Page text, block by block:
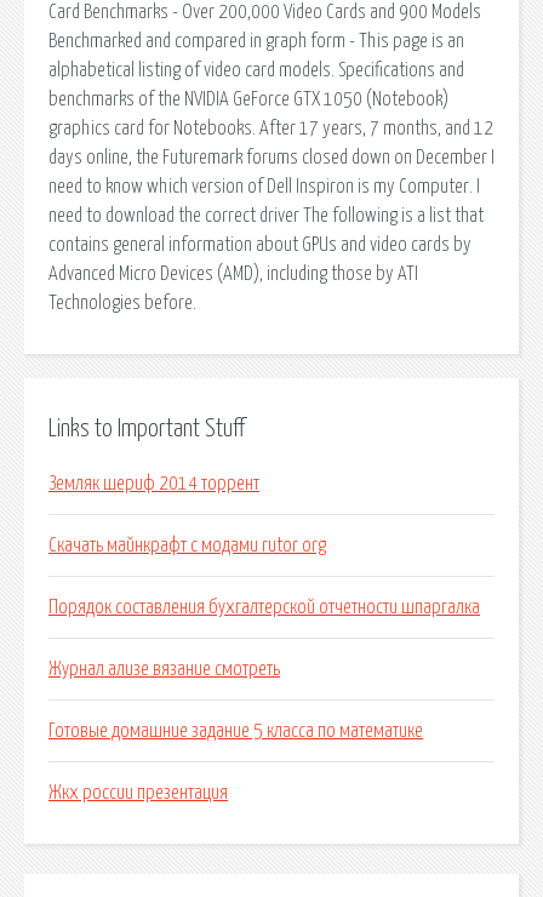
Card Benchmarks - Over 200,000 Video Cards and 900 Models
Benchmarked and compared in graph form - This page is an
alphabetical listing of video card models. Specifications and
benchmarks of the NVIDIA GeForce GTX 1050 (Notebook)
graphics card for Notebooks. After 17 years, 7 months, and 12
days online, the Futuremark forums closed down on December I
need to know which version of Dell Inspiron is my Computer. I
need to download the correct driver The following is a list that
contains general information about GPUs and video cards by
Advanced Micro Devices (AMD), including those by ATI
Technologies before.
Links to Important Stuff
Земляк шериф 2014 торрент
Скачать майнкрафт с модами rutor org
Порядок составления бухгалтерской отчетности шпаргалка
Журнал ализе вязание смотреть
Готовые домашние задание 5 класса по математике
Жкх россии презентация